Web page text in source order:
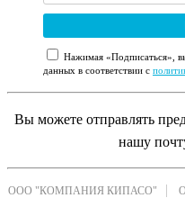
Нажимая «Подписаться»,
данных в соответствии с
Вы можете отправлять
нашу
ООО "КОМПАНИЯ КИПАСО"